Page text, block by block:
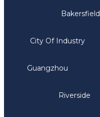
Bakersfield
City Of Industry
Guangzhou
Riverside